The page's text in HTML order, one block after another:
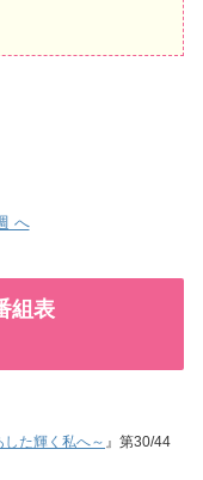
へ
組表
た輝く私へ～ 』第30/44